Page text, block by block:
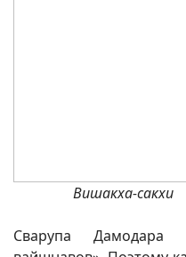
Вишакха-сакхи
Сварупа Дамодара